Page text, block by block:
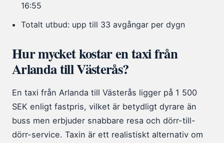
16:55
Totalt utbud: upp till 33 avgångar per dygn
Hur mycket kostar en taxi från
Arlanda till Västerås?
En taxi från Arlanda till Västerås ligger på 1 500
SEK enligt fastpris, vilket är betydligt dyrare än
buss men erbjuder snabbare resa och dörr-till-
dörr-service. Taxin är ett realistiskt alternativ om